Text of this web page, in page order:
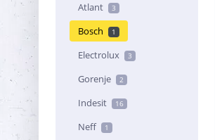
Atlant 3
Bosch 1
Electrolux 3
Gorenje 2
Indesit 16
Neff 1